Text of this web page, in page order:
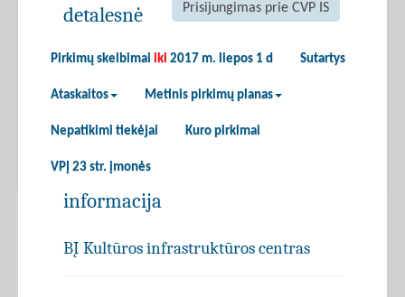
Prisijungimas prie CVP IS
Pirkimų skelbimai iki 2017 m. liepos 1 d Sutartys
Ataskaitos Metinis pirkimų planas
Nepatikimi tiekėjai Kuro pirkimai
VPĮ 23 str. įmonės
detalesnė
informacija
BĮ Kultūros infrastruktūros centras